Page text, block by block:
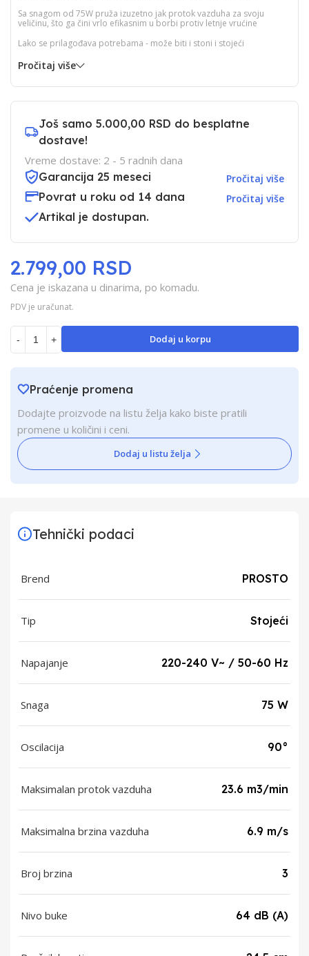
Sa snagom od 75W pruža izuzetno jak protok vazduha za svoju
veličinu, što ga čini vrlo efikasnim u borbi protiv letnje vrućine
Lako se prilagođava potrebama - može biti i stoni i stojeći
Pročitaj više
Još samo 5.000,00 RSD do besplatne
dostave!
Vreme dostave: 2 - 5 radnih dana
Garancija 25 meseci
Pročitaj više
Povrat u roku od 14 dana Pročitaj više
Artikal je dostupan.
Cena je iskazana u dinarima, po komadu.
PDV je uračunat.
2.799,00 RSD
- + Dodaj u korpu
Praćenje promena
Dodajte proizvode na listu želja kako biste pratili
promene u količini i ceni.
Dodaj u listu želja
Tehnički podaci
Brend PROSTO
Tip Stojeći
Napajanje 220-240 V~ / 50-60 Hz
Snaga 75 W
Oscilacija 90°
Maksimalan protok vazduha 23.6 m3/min
Maksimalna brzina vazduha 6.9 m/s
Broj brzina 3
Nivo buke 64 dB (A)